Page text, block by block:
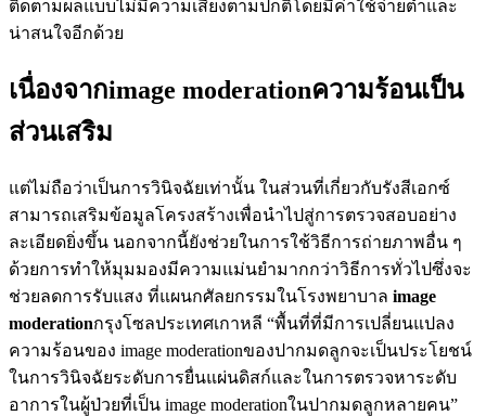
ติดตามผลแบบไม่มีความเสี่ยงตามปกติโดยมีค่าใช้จ่ายต่ำและ
น่าสนใจอีกด้วย
เนื่องจากimage moderationความร้อนเป็น
ส่วนเสริม
แต่ไม่ถือว่าเป็นการวินิจฉัยเท่านั้น ในส่วนที่เกี่ยวกับรังสีเอกซ์
สามารถเสริมข้อมูลโครงสร้างเพื่อนำไปสู่การตรวจสอบอย่าง
ละเอียดยิ่งขึ้น นอกจากนี้ยังช่วยในการใช้วิธีการถ่ายภาพอื่น ๆ
ด้วยการทำให้มุมมองมีความแม่นยำมากกว่าวิธีการทั่วไปซึ่งจะ
ช่วยลดการรับแสง ที่แผนกศัลยกรรมในโรงพยาบาล image
moderationกรุงโซลประเทศเกาหลี “พื้นที่ที่มีการเปลี่ยนแปลง
ความร้อนของ image moderationของปากมดลูกจะเป็นประโยชน์
ในการวินิจฉัยระดับการยื่นแผ่นดิสก์และในการตรวจหาระดับ
อาการในผู้ป่วยที่เป็น image moderationในปากมดลูกหลายคน”